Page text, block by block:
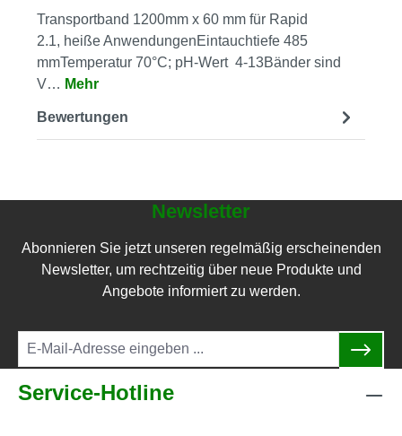
Transportband 1200mm x 60 mm für Rapid
2.1, heiße AnwendungenEintauchtiefe 485
mmTemperatur 70°C; pH-Wert 4-13Bänder sind
V… Mehr
Bewertungen
Newsletter
Abonnieren Sie jetzt unseren regelmäßig erscheinenden
Newsletter, um rechtzeitig über neue Produkte und
Angebote informiert zu werden.
Service-Hotline